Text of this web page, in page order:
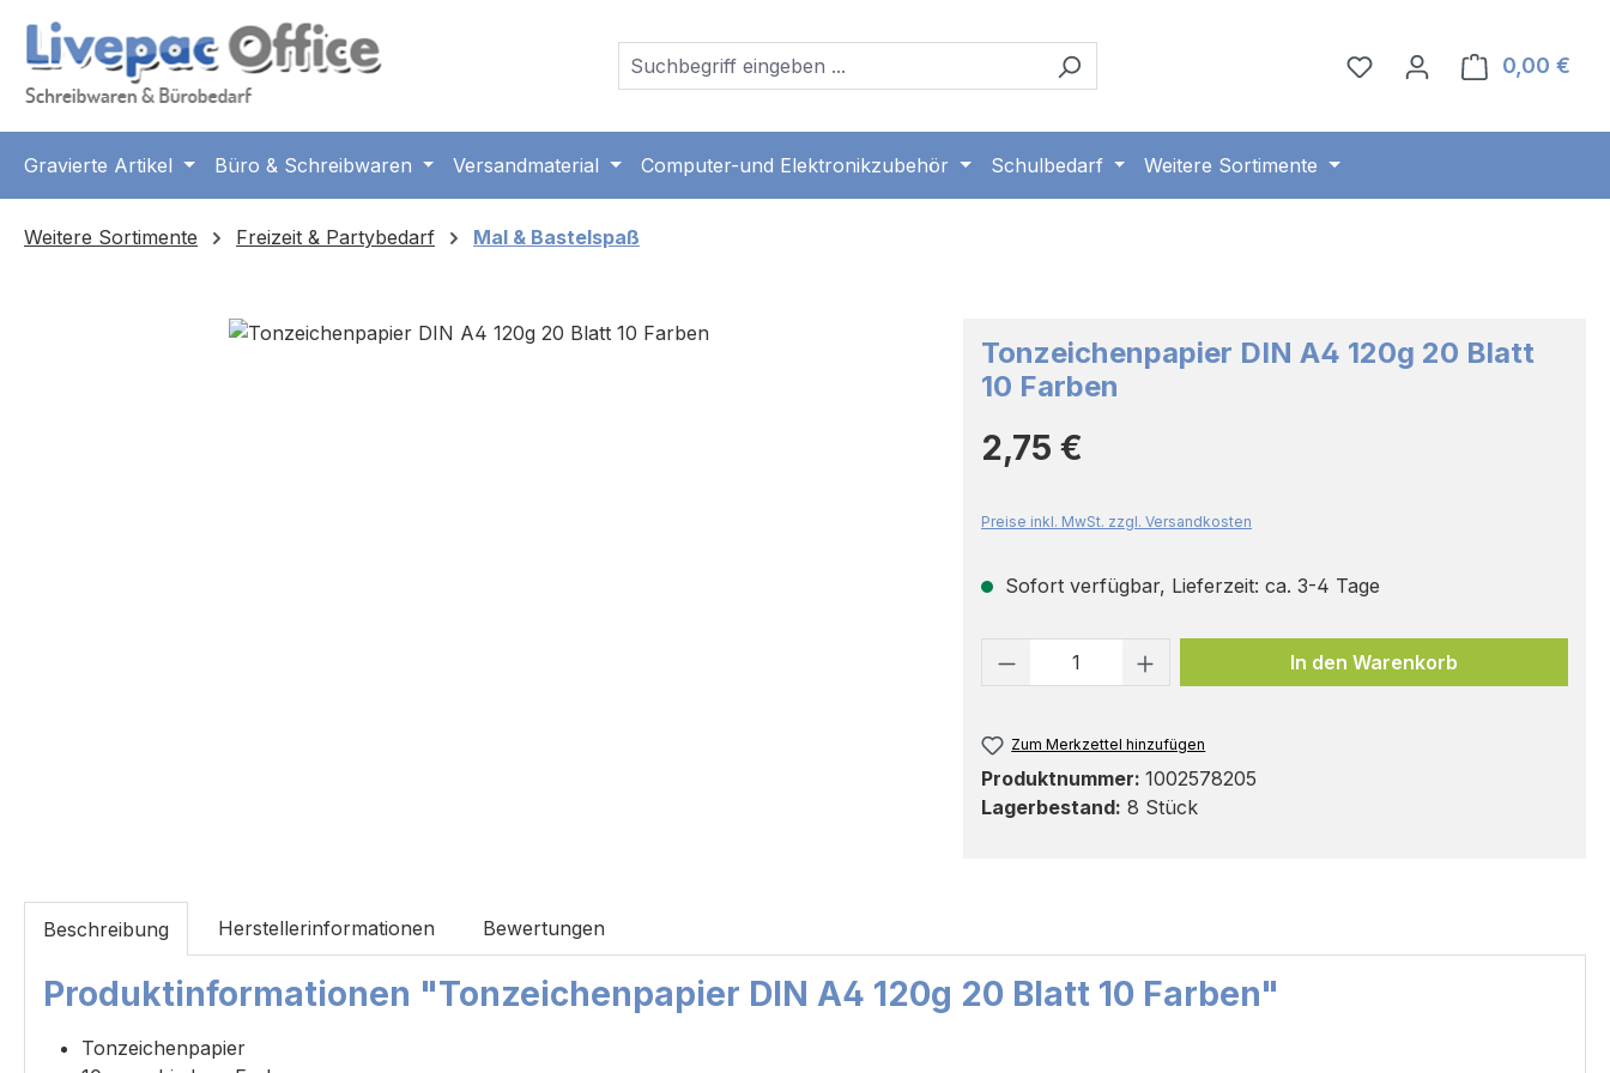
Hauptinhalt springen
Zur Suche springen
Zur Hauptnavigation springen
0,00 €
Gravierte Artikel Büro & Schreibwaren Versandmaterial Computer-und Elektronikzubehör Schulbedarf Weitere Sortimente
Weitere Sortimente Freizeit & Partybedarf Mal & Bastelspaß
Bildergalerie überspringen
Tonzeichenpapier DIN A4 120g 20 Blatt
10 Farben
Regulärer Preis:
2,75 €
Preise inkl. MwSt. zzgl. Versandkosten
Sofort verfügbar, Lieferzeit: ca. 3-4 Tage
Produkt Anzahl: Gib den gewünschten Wert
In den Warenkorb
Zum Merkzettel hinzufügen
Produktnummer: 1002578205
Lagerbestand: 8 Stück
Beschreibung Herstellerinformationen Bewertungen
Produktinformationen "Tonzeichenpapier DIN A4 120g 20 Blatt 10 Farben"
Tonzeichenpapier